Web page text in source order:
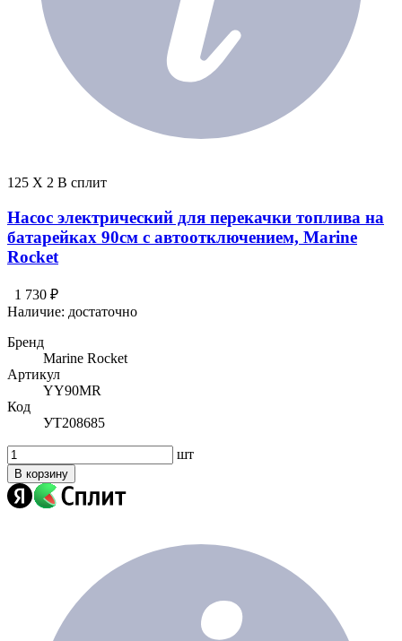
125 X 2 В сплит
Насос электрический для перекачки топлива на
батарейках 90см с автоотключением, Marine
Rocket
1 730 ₽
Наличие: достаточно
Бренд
Marine Rocket
Артикул
YY90MR
Код
УТ208685
шт
В корзину